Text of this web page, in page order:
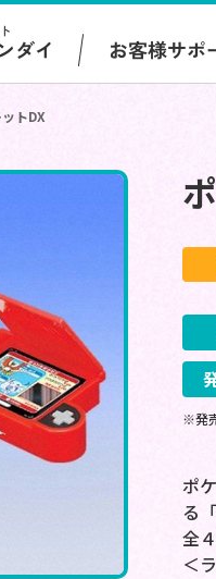
ダイ お客様サポ
トDX
※発
ポ
る
全
＜